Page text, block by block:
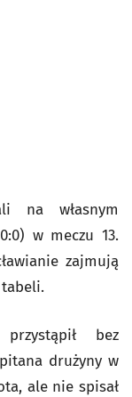
na własnym
w meczu 13.
zajmują
bez
drużyny w
ale nie spisał